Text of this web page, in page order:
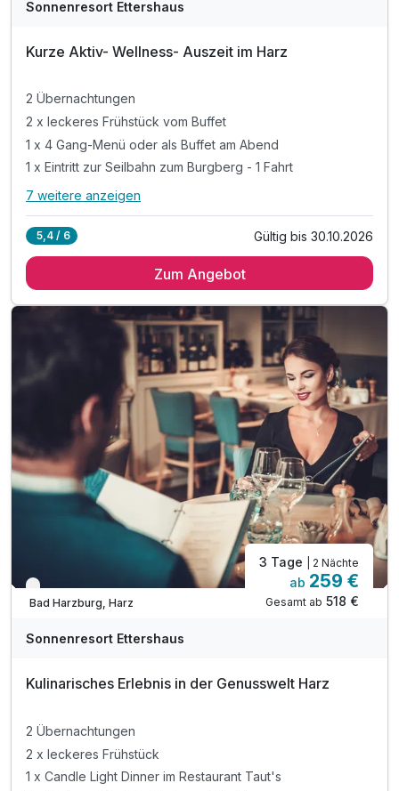
Ausstattung
Für 4 Tage p.P. ab 499,00 €
4 Erwachsene und 2 Kinder
Sonnenresort Ettershaus
Kurze Aktiv- Wellness- Auszeit im Harz
2 Übernachtungen
2 x leckeres Frühstück vom Buffet
1 x 4 Gang-Menü oder als Buffet am Abend
1 x Eintritt zur Seilbahn zum Burgberg - 1 Fahrt
Alle Inklusivleistungen
2 x leckeres Frühstück vom Buffet
1 x Eintritt zur Seilbahn zum Burgberg - 1 Fahrt
1 x Rücken-Nacken Massage für ca. 30 Minuten
inkl. Nutzung des 1000m² großen Wellnessbereiches
Nutzung unserer Badelandschaft-Innen- & Außenpool
inkl. Saunalandschaft mit drei Saunen
inkl. Bademantel & Saunatuch für ihren Aufenthalt
inkl. Ruheraum mit Panorama-Fenster
inkl. Sonnenterrasse mit Blick auf die Burgberg
7 weitere anzeigen
5,4 / 6 Gültig bis 30.10.2026
Zum Angebot
Nur noch bis Oktober
Bad Harzburg, Harz
3 Tage | 2 Nächte
ab 259 €
Gesamt ab 518 €
Sonnenresort Ettershaus
Kulinarisches Erlebnis in der Genusswelt Harz
2 Übernachtungen
2 x leckeres Frühstück
1 x Candle Light Dinner im Restaurant Taut's